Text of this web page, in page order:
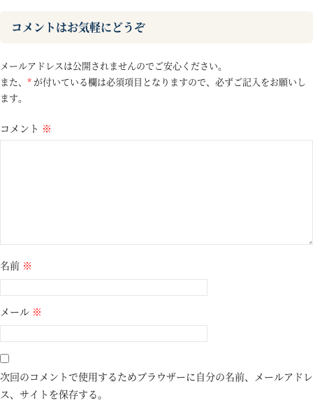
コメントはお気軽にどうぞ
メールアドレスは公開されませんのでご安心ください。
また、 * が付いている欄は必須項目となりますので、必ずご記入をお願いし
ます。
コメント ※
名前 ※
メール ※
次回のコメントで使用するためブラウザーに自分の名前、メールアドレ
ス、サイトを保存する。